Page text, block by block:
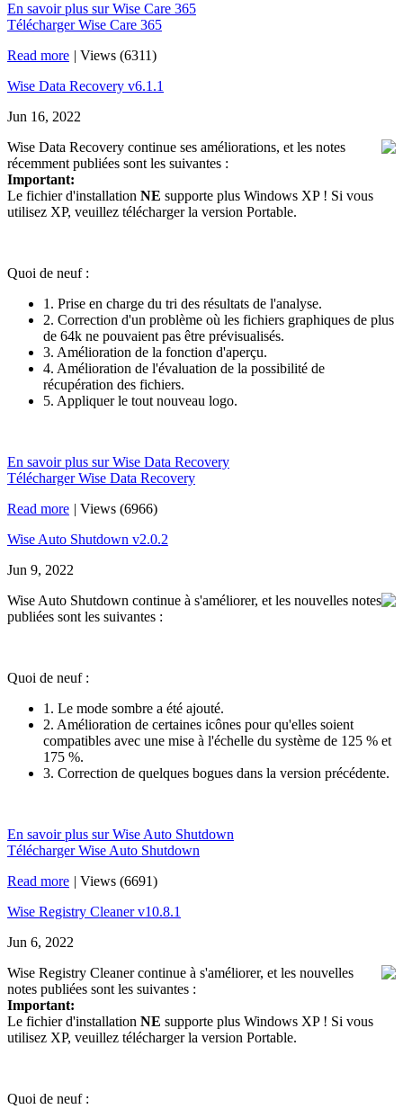
En savoir plus sur Wise Care 365
Télécharger Wise Care 365
Read more | Views (6311)
Wise Data Recovery v6.1.1
Jun 16, 2022
Wise Data Recovery continue ses améliorations, et les notes
récemment publiées sont les suivantes :
Important:
Le fichier d'installation NE supporte plus Windows XP ! Si vous
utilisez XP, veuillez télécharger la version Portable.
Quoi de neuf :
1. Prise en charge du tri des résultats de l'analyse.
2. Correction d'un problème où les fichiers graphiques de plus
de 64k ne pouvaient pas être prévisualisés.
3. Amélioration de la fonction d'aperçu.
4. Amélioration de l'évaluation de la possibilité de
récupération des fichiers.
5. Appliquer le tout nouveau logo.
En savoir plus sur Wise Data Recovery
Télécharger Wise Data Recovery
Read more | Views (6966)
Wise Auto Shutdown v2.0.2
Jun 9, 2022
Wise Auto Shutdown continue à s'améliorer, et les nouvelles notes
publiées sont les suivantes :
Quoi de neuf :
1. Le mode sombre a été ajouté.
2. Amélioration de certaines icônes pour qu'elles soient
compatibles avec une mise à l'échelle du système de 125 % et
175 %.
3. Correction de quelques bogues dans la version précédente.
En savoir plus sur Wise Auto Shutdown
Télécharger Wise Auto Shutdown
Read more | Views (6691)
Wise Registry Cleaner v10.8.1
Jun 6, 2022
Wise Registry Cleaner continue à s'améliorer, et les nouvelles
notes publiées sont les suivantes :
Important:
Le fichier d'installation NE supporte plus Windows XP ! Si vous
utilisez XP, veuillez télécharger la version Portable.
Quoi de neuf :